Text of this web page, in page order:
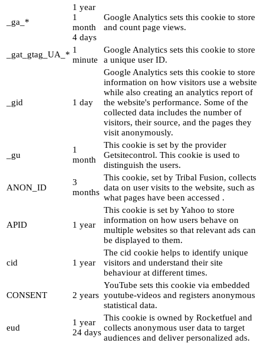
_ga_*
1 year
1
month
4 days
Google Analytics sets this cookie to store
and count page views.
_gat_gtag_UA_* 1
minute
Google Analytics sets this cookie to store
a unique user ID.
_gid 1 day
Google Analytics sets this cookie to store
information on how visitors use a website
while also creating an analytics report of
the website's performance. Some of the
collected data includes the number of
visitors, their source, and the pages they
visit anonymously.
_gu
1
month
This cookie is set by the provider
Getsitecontrol. This cookie is used to
distinguish the users.
ANON_ID
3
months
This cookie, set by Tribal Fusion, collects
data on user visits to the website, such as
what pages have been accessed .
APID 1 year
This cookie is set by Yahoo to store
information on how users behave on
multiple websites so that relevant ads can
be displayed to them.
cid 1 year
The cid cookie helps to identify unique
visitors and understand their site
behaviour at different times.
CONSENT 2 years
YouTube sets this cookie via embedded
youtube-videos and registers anonymous
statistical data.
eud
1 year
24 days
This cookie is owned by Rocketfuel and
collects anonymous user data to target
audiences and deliver personalized ads.